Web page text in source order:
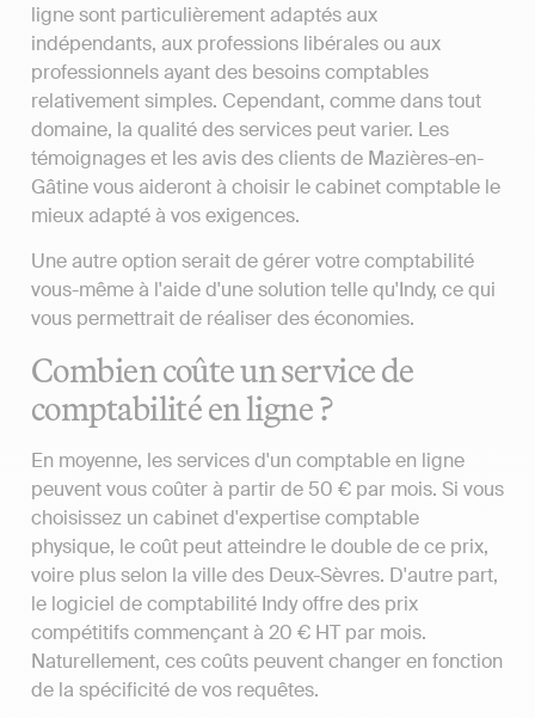
ligne sont particulièrement adaptés aux
indépendants, aux professions libérales ou aux
professionnels ayant des besoins comptables
relativement simples. Cependant, comme dans tout
domaine, la qualité des services peut varier. Les
témoignages et les avis des clients de Mazières-en-
Gâtine vous aideront à choisir le cabinet comptable le
mieux adapté à vos exigences.
Une autre option serait de gérer votre comptabilité
vous-même à l'aide d'une solution telle qu'Indy, ce qui
vous permettrait de réaliser des économies.
Combien coûte un service de
comptabilité en ligne ?
En moyenne, les services d'un comptable en ligne
peuvent vous coûter à partir de 50 € par mois. Si vous
choisissez un cabinet d'expertise comptable
physique, le coût peut atteindre le double de ce prix,
voire plus selon la ville des Deux-Sèvres. D'autre part,
le logiciel de comptabilité Indy offre des prix
compétitifs commençant à 20 € HT par mois.
Naturellement, ces coûts peuvent changer en fonction
de la spécificité de vos requêtes.